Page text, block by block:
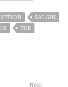
SALGIN
TSK
Next